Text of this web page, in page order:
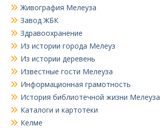
Живография Мелеуза
Завод ЖБК
Здравоохранение
Из истории города Мелеуз
Из истории деревень
Известные гости Мелеуза
Информационная грамотность
История библиотечной жизни Мелеуза
Каталоги и картотеки
Келме